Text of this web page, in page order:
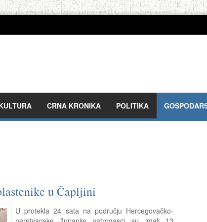
CRNA KRONIKA POLITIKA
u Čapljini
U protekla 24 sata na području Hercegovačko-